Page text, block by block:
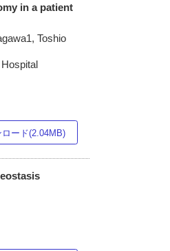
in a patient
Toshio
ード(2.04MB)